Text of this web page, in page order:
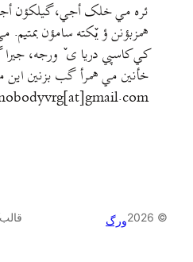
ئره مي خلک أجي، گيلکؤن
همزبؤنن ؤ يٚکته سامؤن
کي کاسپي دريا ی ٚ ورجه، جيرا
خأنين مي همرأ گب بزنين اين
© 2026 ورگ